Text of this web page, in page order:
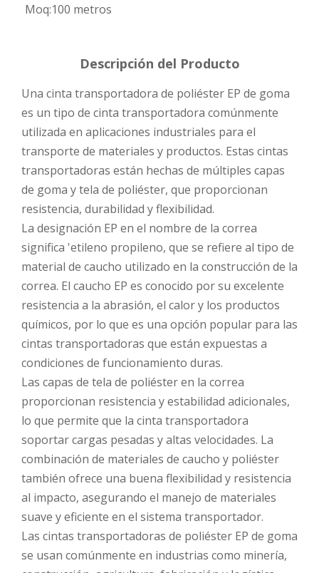
Moq:100 metros
Descripción del Producto
Una cinta transportadora de poliéster EP de goma
es un tipo de cinta transportadora comúnmente
utilizada en aplicaciones industriales para el
transporte de materiales y productos. Estas cintas
transportadoras están hechas de múltiples capas
de goma y tela de poliéster, que proporcionan
resistencia, durabilidad y flexibilidad.
La designación EP en el nombre de la correa
significa 'etileno propileno, que se refiere al tipo de
material de caucho utilizado en la construcción de la
correa. El caucho EP es conocido por su excelente
resistencia a la abrasión, el calor y los productos
químicos, por lo que es una opción popular para las
cintas transportadoras que están expuestas a
condiciones de funcionamiento duras.
Las capas de tela de poliéster en la correa
proporcionan resistencia y estabilidad adicionales,
lo que permite que la cinta transportadora
soportar cargas pesadas y altas velocidades. La
combinación de materiales de caucho y poliéster
también ofrece una buena flexibilidad y resistencia
al impacto, asegurando el manejo de materiales
suave y eficiente en el sistema transportador.
Las cintas transportadoras de poliéster EP de goma
se usan comúnmente en industrias como minería,